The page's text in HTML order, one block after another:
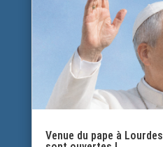
Venue du pape à